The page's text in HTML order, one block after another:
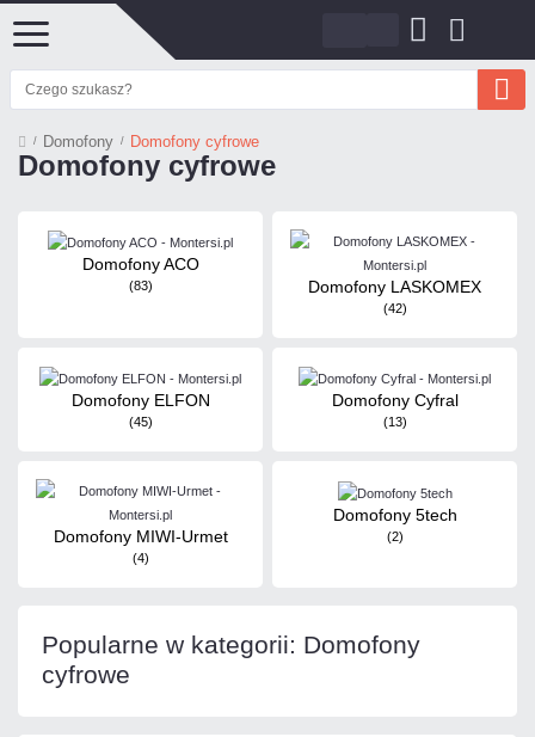
Domofony Domofony cyfrowe
Domofony cyfrowe
Domofony ACO
(83) Domofony LASKOMEX
(42)
Domofony ELFON
(45)
Domofony Cyfral
(13)
Domofony MIWI-Urmet
(4)
Domofony 5tech
(2)
Popularne w kategorii: Domofony
cyfrowe